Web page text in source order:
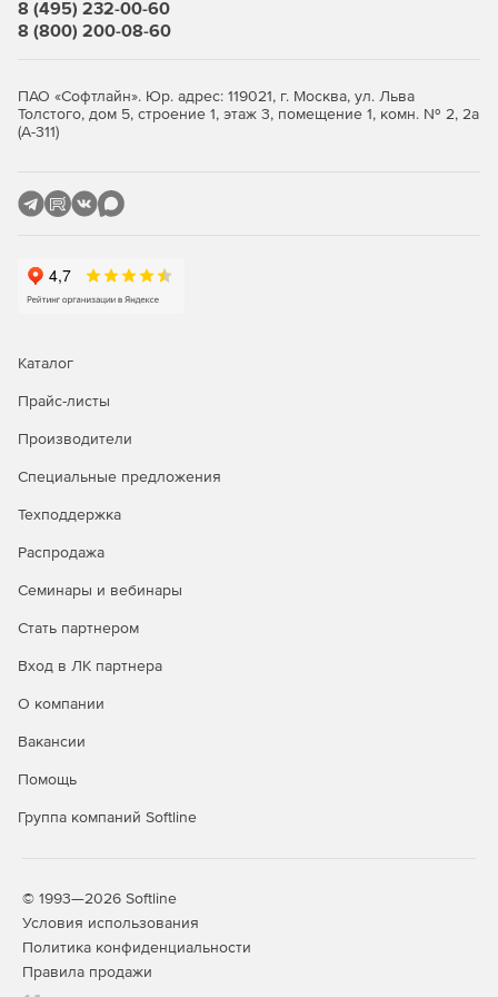
ними специфических действий.
8 (495) 232-00-60
8 (800) 200-08-60
ПАО «Софтлайн». Юр. адрес: 119021, г. Москва, ул. Льва
Толстого, дом 5, строение 1, этаж 3, помещение 1, комн. № 2, 2а
(А-311)
Каталог
Прайс-листы
Производители
Специальные предложения
Техподдержка
Распродажа
Семинары и вебинары
Стать партнером
Вход в ЛК партнера
О компании
Вакансии
Помощь
Группа компаний Softline
© 1993—2026 Softline
Условия использования
Политика конфиденциальности
Правила продажи